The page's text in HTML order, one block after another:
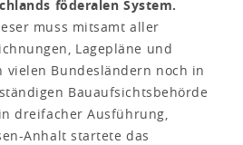
föderalen System.
muss mitsamt aller
Lagepläne und
vielen Bundesländern noch in
Bauaufsichtsbehörde
dreifacher Ausführung,
Anhalt startete das